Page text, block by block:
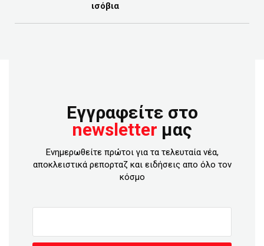
ισόβια
Εγγραφείτε στο
newsletter μας
Ενημερωθείτε πρώτοι για τα τελευταία νέα,
αποκλειστικά ρεπορταζ και ειδήσεις απο όλο τον
κόσμο